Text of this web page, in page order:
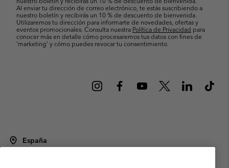
Al enviar tu dirección de correo electrónico, te estás suscribiendo a
nuestro boletín y recibirás un 10 % de descuento de bienvenida.
Utilizaremos tu dirección para informarte de novedades, ofertas y
eventos promocionales. Consulta nuestra Política de Privacidad para
conocer más en detalle cómo procesaremos tus datos con fines de
’marketing’ y cómo puedes revocar tu consentimiento.
España